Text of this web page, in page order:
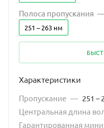
Полоса пропускания
251 – 263 нм
Характеристики
Пропускание — 251 –
Центральная длина
Гарантированная